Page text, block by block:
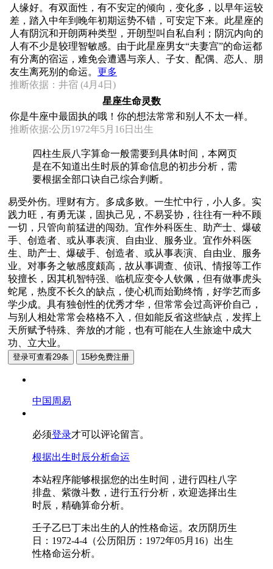
人缘好。有双面性，有不安定的倾向，变化多，以早年运较
差，踏入中年到晚年初期运势不错，可安定下来。此星座的
人有阴沉和开朗两种类型，开朗型叫自私自利；阴沉内向的
人有不少是较理智敏感。由于此星座男女“夫妻宫”的命运都
有分离的宿运，难免会遭遇与亲人、子女、配偶、恋人、朋
友生离死别的命运。 更多
推断依据：井宿 (4月4日)
星座生命灵数
你是牛座中最固执的哦！你的想法常常和别人不太一样。
推断依据:公历1972年5月16日出生
四柱生辰八字算命一般需要到具体时间，本网页
是在不知道出生时辰的算命信息的初步分析，需
要根据全部口诀自己综合判断。
易受外伤。理财有方。多成多败。一生忙中行，小人多。实
践力旺，有勇无谋，固执己见，不易妥协，往往有一种不顾
一切，只管向前猛进的闯劲。宜作外科医生、助产士、爆破
手、创造者、或从事表演、自由业、服务业。宜作外科医
生、助产士、爆破手、创造者、或从事表演、自由业、服务
业。对事务之敏感度颇高，故从事调查、侦讯、情报等工作
较擅长，因其机智特强、临机应变令人钦佩，但有做事虎头
蛇尾，热度不长久的缺点，使心机而始勤终惰，好学艺而多
学少成。具有独创性的优秀才华，但常常会过高评价自己，
与别人相处常常会格格不入，但如能反省这些缺点，发挥上
天所赋予特殊、奔放的才能，也有可能在人生旅途中成大
功、立大业。
中国周易
必须登录才可以评论留言。
根据出生时辰分析命运
本站程序能够根据您的出生时间，进行四柱八字
排盘、紫微斗数，进行五行分析，欢迎选择出生
时辰，精确算命分析。
壬子乙巳丁未出生的人的性格命运。农历阴历生
日：1972-4-4（公历阳历：1972年05月16）出生
性格命运分析。